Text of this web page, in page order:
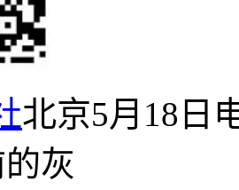
北京5月18日
灰